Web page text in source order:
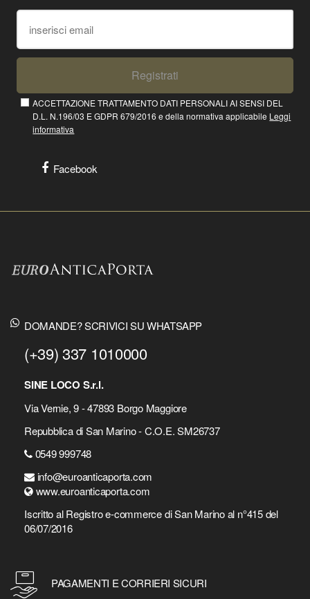
Registrati
ACCETTAZIONE TRATTAMENTO DATI PERSONALI AI SENSI DEL
D.L. N.196/03 E GDPR 679/2016 e della normativa applicabile Leggi
informativa
Facebook
DOMANDE? SCRIVICI SU WHATSAPP
(+39) 337 1010000
SINE LOCO S.r.l.
Via Vernie, 9 - 47893 Borgo Maggiore
Repubblica di San Marino - C.O.E. SM26737
0549 999748
info@euroanticaporta.com
www.euroanticaporta.com
Iscritto al Registro e-commerce di San Marino al n°415 del
06/07/2016
PAGAMENTI E CORRIERI SICURI